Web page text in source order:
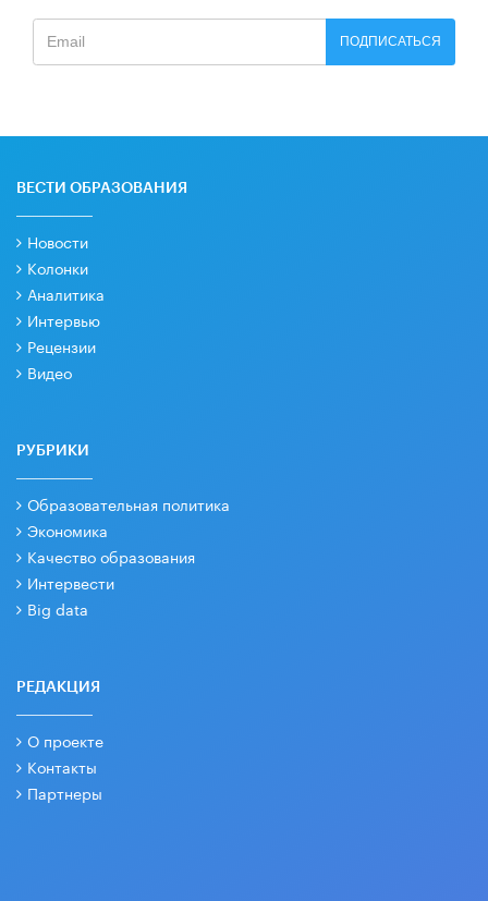
ПОДПИСАТЬСЯ
ВЕСТИ ОБРАЗОВАНИЯ
Новости
Колонки
Аналитика
Интервью
Рецензии
Видео
РУБРИКИ
Образовательная политика
Экономика
Качество образования
Интервести
Big data
РЕДАКЦИЯ
О проекте
Контакты
Партнеры